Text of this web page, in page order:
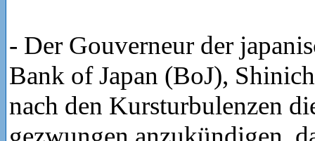
- Der Gouverneur der
Bank of Japan (BoJ),
nach den Kursturbulenzen